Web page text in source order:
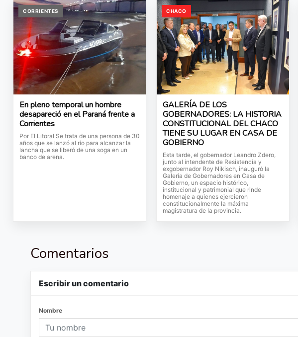
CORRIENTES
En pleno temporal un hombre
desapareció en el Paraná frente a
Corrientes
Por El Litoral Se trata de una persona de 30
años que se lanzó al río para alcanzar la
lancha que se liberó de una soga en un
banco de arena.
CHACO
GALERÍA DE LOS
GOBERNADORES: LA HISTORIA
CONSTITUCIONAL DEL CHACO
TIENE SU LUGAR EN CASA DE
GOBIERNO
Esta tarde, el gobernador Leandro Zdero,
junto al intendente de Resistencia y
exgobernador Roy Nikisch, inauguró la
Galería de Gobernadores en Casa de
Gobierno, un espacio histórico,
institucional y patrimonial que rinde
homenaje a quienes ejercieron
constitucionalmente la máxima
magistratura de la provincia.
Comentarios
Escribir un comentario
Nombre